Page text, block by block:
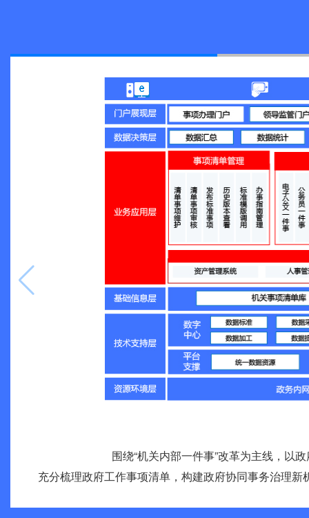
围绕“机关内部一件事”改革为主线，以
充分梳理政府工作事项清单，构建政府协同事务治理